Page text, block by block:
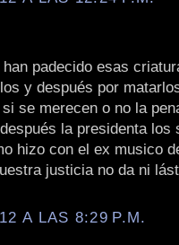
padecido esas
y después por
se merecen o no la
la presidenta los
hizo con el ex musico
justicia no da ni
A LAS 8:29 P.M.